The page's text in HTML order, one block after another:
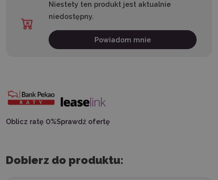
Niestety ten produkt jest aktualnie
niedostępny.
Powiadom mnie
Oblicz ratę 0%Sprawdź ofertę
Dobierz do produktu: